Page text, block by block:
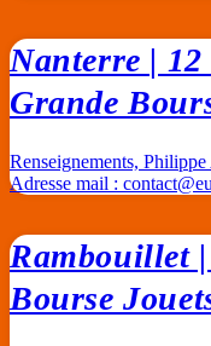
Nanterre | 12
Grande
Renseignements,
Adresse mail :
Rambouillet
Bourse